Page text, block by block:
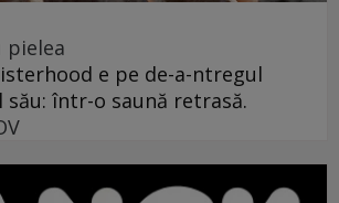
pielea
e pe de-a-ntregul
într-o saună retrasă.